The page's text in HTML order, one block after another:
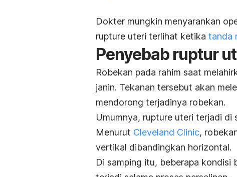
Dokter mungkin menyarankan
rupture uteri terlihat ketika tanda
Penyebab ruptur
Robekan pada rahim saat
janin. Tekanan tersebut akan
mendorong terjadinya robekan.
Umumnya, rupture uteri terjadi di
Menurut Cleveland Clinic,
vertikal dibandingkan horizontal.
Di samping itu, beberapa